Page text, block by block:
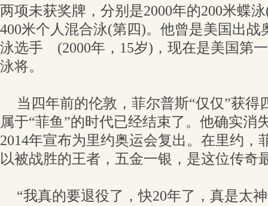
两项未获奖牌，分别是2000年的200米蝶
400米个人混合泳(第四)。他曾是美国出战
泳选手 (2000年，15岁)，现在是美国第
泳将。
当四年前的伦敦，菲尔普斯“仅仅”获得
属于“菲鱼”的时代已经结束了。他确实消
2014年宣布为里约奥运会复出。在里约，
以被战胜的王者，五金一银，是这位传奇
“我真的要退役了，快20年了，真是太